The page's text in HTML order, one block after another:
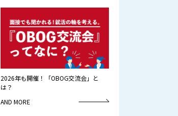
2026年も開催！「OBOG交流会」と
は？
AND MORE